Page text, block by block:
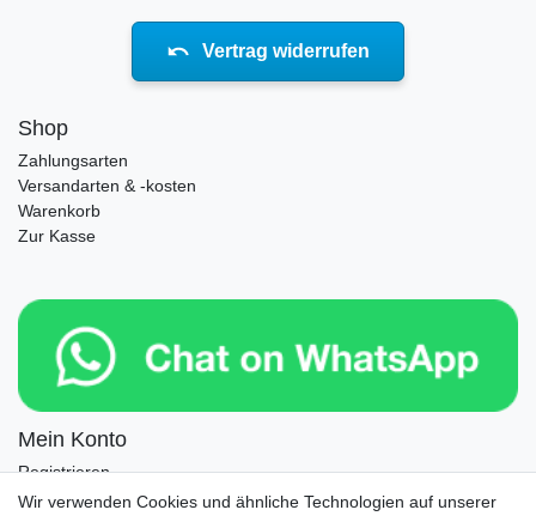
Vertrag widerrufen
Shop
Zahlungsarten
Versandarten & -kosten
Warenkorb
Zur Kasse
Mein Konto
Registrieren
Login
Wir verwenden Cookies und ähnliche Technologien auf unserer